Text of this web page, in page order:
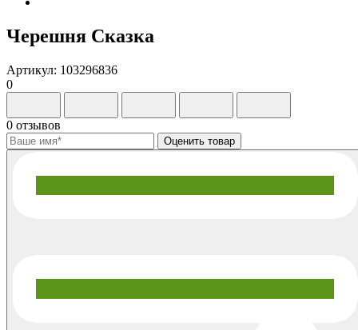
Черешня Сказка
Артикул: 103296836
0
0 отзывов